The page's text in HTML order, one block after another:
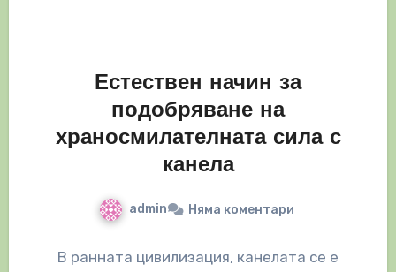
Естествен начин за
подобряване на
храносмилателната сила с
канела
admin Няма коментари
В ранната цивилизация, канелата се е